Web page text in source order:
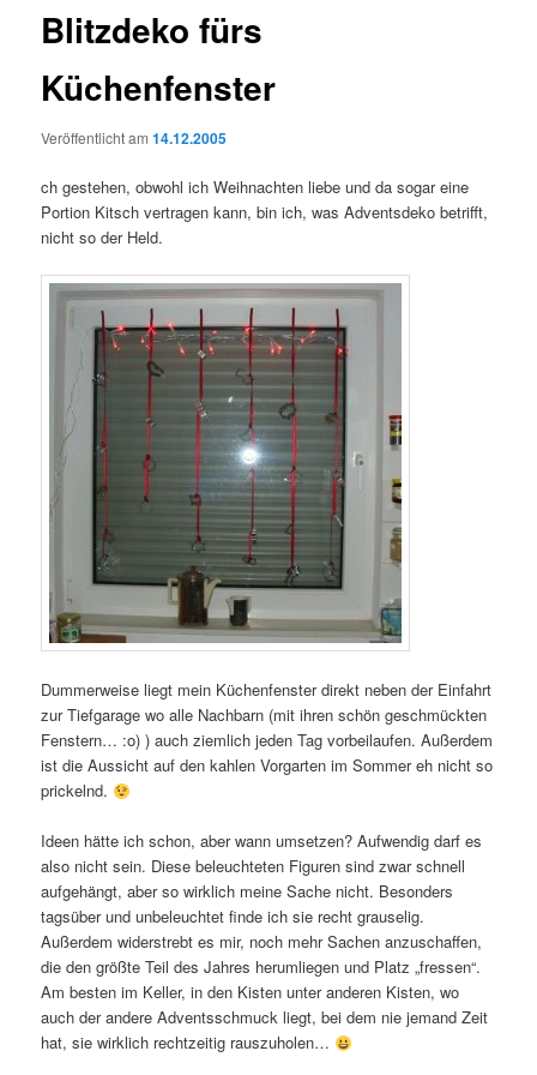
Blitzdeko fürs
Küchenfenster
Veröffentlicht am14.12.2005
ch gestehen, obwohl ich Weihnachten liebe und da sogar eine
Portion Kitsch vertragen kann, bin ich, was Adventsdeko betrifft,
nicht so der Held.
Dummerweise liegt mein Küchenfenster direkt neben der Einfahrt
zur Tiefgarage wo alle Nachbarn (mit ihren schön geschmückten
Fenstern… :o) ) auch ziemlich jeden Tag vorbeilaufen. Außerdem
ist die Aussicht auf den kahlen Vorgarten im Sommer eh nicht so
prickelnd.
Ideen hätte ich schon, aber wann umsetzen? Aufwendig darf es
also nicht sein. Diese beleuchteten Figuren sind zwar schnell
aufgehängt, aber so wirklich meine Sache nicht. Besonders
tagsüber und unbeleuchtet finde ich sie recht grauselig.
Außerdem widerstrebt es mir, noch mehr Sachen anzuschaffen,
die den größte Teil des Jahres herumliegen und Platz „fressen“.
Am besten im Keller, in den Kisten unter anderen Kisten, wo
auch der andere Adventsschmuck liegt, bei dem nie jemand Zeit
hat, sie wirklich rechtzeitig rauszuholen…